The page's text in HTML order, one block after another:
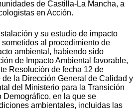
de Castilla-La Mancha, a
en Acción.
y su estudio de impacto
al procedimiento de
ambiental, habiendo sido
de Impacto Ambiental favorable,
Resolución de fecha 12 de
la Dirección General de Calidad y
del Ministerio para la Transición
Demográfico, en la que se
ambientales, incluidas las